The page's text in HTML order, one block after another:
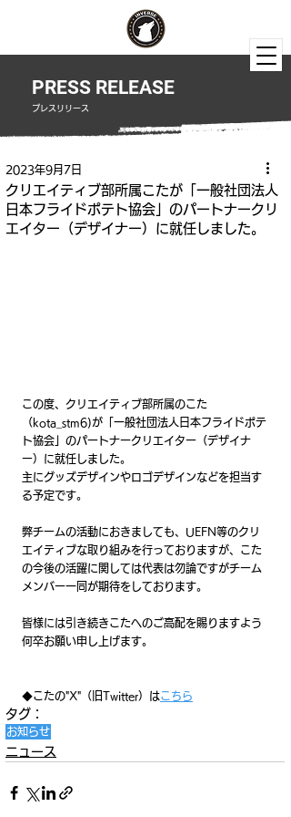
PRESS RELEASE
​プレスリリース
クリエイティブ部所属こたが「一般社団法人
日本フライドポテト協会」のパートナークリ
エイター（デザイナー）に就任しました。
2023年9月7日
この度、クリエイティブ部所属のこた
（kota_stm6)が「一般社団法人日本フライドポテ
ト協会」のパートナークリエイター（デザイナ
ー）に就任しました。
主にグッズデザインやロゴデザインなどを担当す
る予定です。
弊チームの活動におきましても、UEFN等のクリ
エイティブな取り組みを行っておりますが、こた
の今後の活躍に関しては代表は勿論ですがチーム
メンバー一同が期待をしております。
皆様には引き続きこたへのご高配を賜りますよう
何卒お願い申し上げます。
◆こたの"X"（旧Twitter）はこちら
タグ：
お知らせ
ニュース